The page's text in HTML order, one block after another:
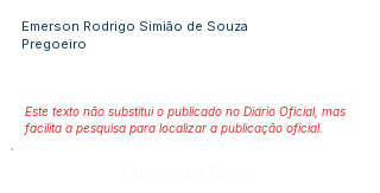
Emerson Rodrigo Simião de Souza
Pregoeiro
Este texto não substitui o publicado no Diário Oficial, mas
facilita a pesquisa para localizar a publicação oficial.